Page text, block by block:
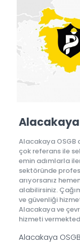
Alacakaya
Alacakaya OSGB
çok referans ile
emin adımlarla
sektöründe
arıyorsanız
alabilirsiniz.
ve güvenliği
Alacakaya ve
hizmeti
Alacakaya